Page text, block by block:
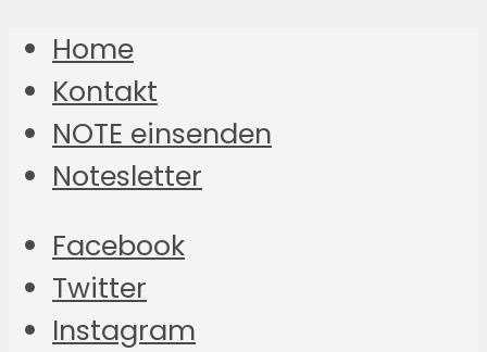
Home
Kontakt
NOTE einsenden
Notesletter
Facebook
Twitter
Instagram